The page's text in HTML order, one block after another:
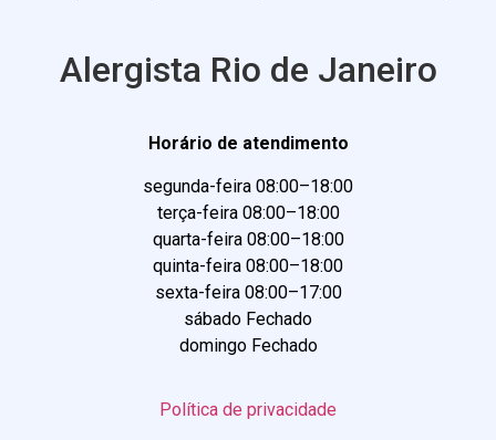
Alergista Rio de Janeiro
Horário de atendimento
segunda-feira 08:00–18:00
terça-feira 08:00–18:00
quarta-feira 08:00–18:00
quinta-feira 08:00–18:00
sexta-feira 08:00–17:00
sábado Fechado
domingo Fechado
Política de privacidade